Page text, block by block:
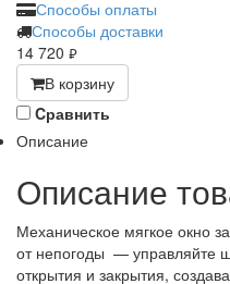
Способы оплаты
Способы доставки
14 720 руб.
В корзину
Cравнить
Описание
Описание
Механическое мягкое окно
от непогоды — управляйте
открытия и закрытия,